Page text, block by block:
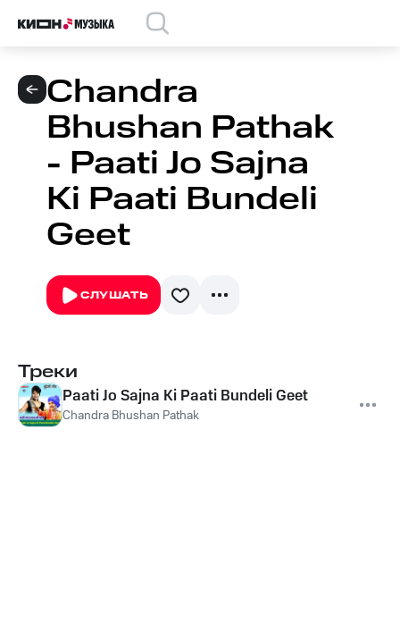
Chandra
Bhushan Pathak
- Paati Jo Sajna
Ki Paati Bundeli
Geet
СЛУШАТЬ
Треки
Paati Jo Sajna Ki Paati Bundeli Geet
Chandra Bhushan Pathak